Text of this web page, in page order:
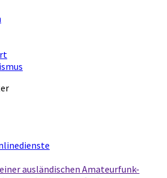
ausländischen Amateurfunk-